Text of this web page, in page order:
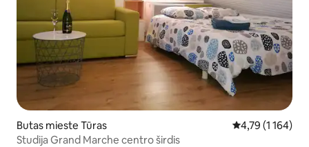
Butas mieste Tūras Vidutinis
4,79 (1 164)
Studija Grand Marche centro širdis